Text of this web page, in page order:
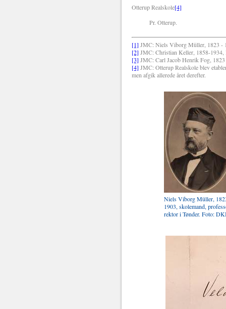
Otterup Realskole[4]
Pr. Otterup.
[1] JMC: Niels Viborg Müller, 1823 -
[2] JMC: Christian Keller, 1858-1934,
[3] JMC: Carl Jacob Henrik Fog,
[4] JMC: Otterup Realskole blev
men afgik allerede året derefter.
Niels Viborg Müller,
1903, skolemand,
rektor i Tønder. Foto: